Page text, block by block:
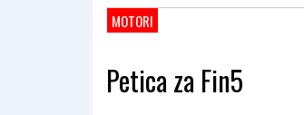
MOTORI
Petica za Fin5